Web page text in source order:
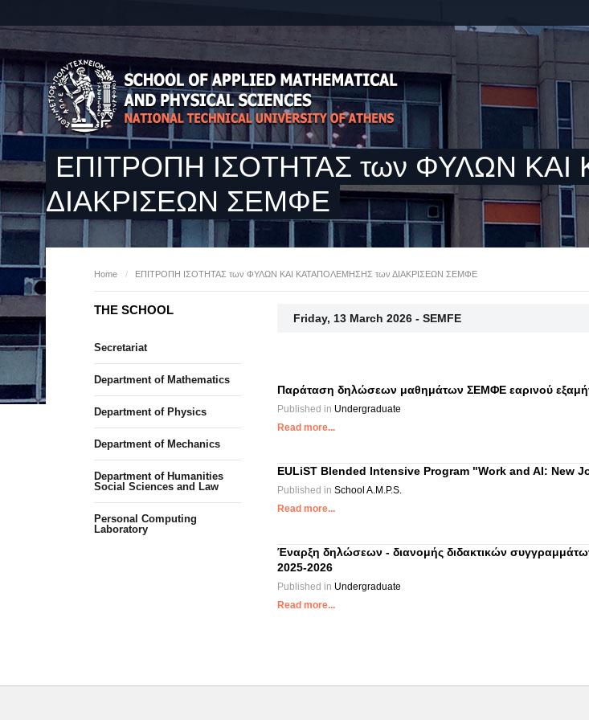
ΕΠΙΤΡΟΠΗ ΙΣΟΤΗΤΑΣ των ΦΥΛΩΝ
ΔΙΑΚΡΙΣΕΩΝ ΣΕΜΦΕ
Home / ΕΠΙΤΡΟΠΗ ΙΣΟΤΗΤΑΣ των ΦΥΛΩΝ ΚΑΙ ΚΑΤΑΠΟΛΕΜΗΣΗΣ των ΔΙΑΚΡΙΣΕΩΝ ΣΕΜΦΕ
Friday, 13 March 2026 - SEMFE
Παράταση δηλώσεων μαθημάτων ΣΕΜΦΕ εαρινού
Published in Undergraduate
Read more...
EULiST Blended Intensive Program "Work and AI: New
Published in School A.M.P.S.
Read more...
Έναρξη δηλώσεων - διανομής διδακτικών
2025-2026
Published in Undergraduate
Read more...
THE SCHOOL
Secretariat
Department of Mathematics
Department of Physics
Department of Mechanics
Department of Humanities
Social Sciences and Law
Personal Computing
Laboratory